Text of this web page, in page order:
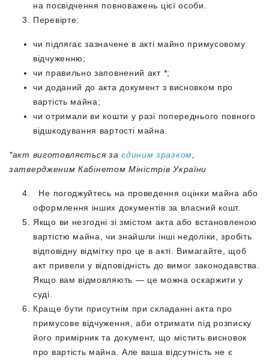
на посвідчення повноважень цієї особи.
Перевірте:
чи підлягає зазначене в акті майно примусовому
відчуженню;
чи правильно заповнений акт *;
чи доданий до акта документ з висновком про
вартість майна;
чи отримали ви кошти у разі попереднього повного
відшкодування вартості майна.
*акт виготовляється заєдиним зразком,
затвердженим Кабінетом Міністрів України
Не погоджуйтесь на проведення оцінки майна або
оформлення інших документів за власний кошт.
Якщо ви незгодні зі змістом акта або встановленою
вартістю майна, чи знайшли інші недоліки, зробіть
відповідну відмітку про це в акті. Вимагайте, щоб
акт привели у відповідність до вимог законодавства.
Якщо вам відмовляють — це можна оскаржити у
суді.
Краще бути присутнім при складанні акта про
примусове відчуження, аби отримати під розписку
його примірник та документ, що містить висновок
про вартість майна. Але ваша відсутність не є